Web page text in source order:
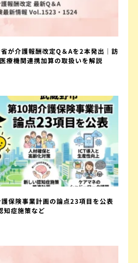
が介護報酬改定Q＆Aを2本発出｜訪
療機関連携加算の取扱いを解説
保険事業計画の論点23項目を公表
知症施策など